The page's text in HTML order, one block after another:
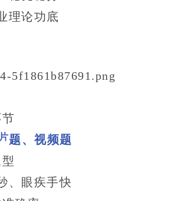
理论功底
题、视频题
、眼疾手快